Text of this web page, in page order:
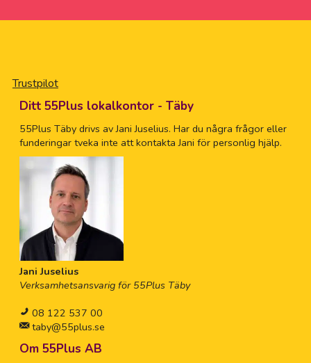
Trustpilot
Ditt 55Plus lokalkontor - Täby
55Plus Täby drivs av Jani Juselius. Har du några frågor eller
funderingar tveka inte att kontakta Jani för personlig hjälp.
Jani Juselius
Verksamhetsansvarig för 55Plus Täby
08 122 537 00
taby@55plus.se
Om 55Plus AB